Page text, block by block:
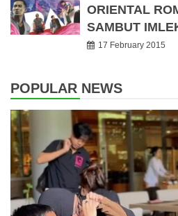
ORIENTAL
SAMBUT
17 February 2015
POPULAR NEWS